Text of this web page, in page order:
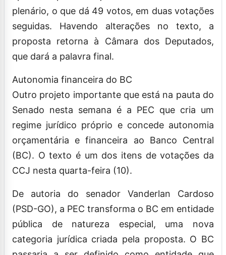
plenário, o que dá 49 votos, em duas votações
seguidas. Havendo alterações no texto, a
proposta retorna à Câmara dos Deputados,
que dará a palavra final.
Autonomia financeira do BC
Outro projeto importante que está na pauta do
Senado nesta semana é a PEC que cria um
regime jurídico próprio e concede autonomia
orçamentária e financeira ao Banco Central
(BC). O texto é um dos itens de votações da
CCJ nesta quarta-feira (10).
De autoria do senador Vanderlan Cardoso
(PSD-GO), a PEC transforma o BC em entidade
pública de natureza especial, uma nova
categoria jurídica criada pela proposta. O BC